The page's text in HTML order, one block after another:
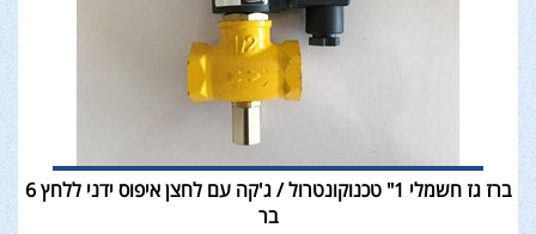
ברז גז חשמלי 1" טכנוקונטרול / ג'קה עם לחצן איפוס ידני ללחץ 6
בר